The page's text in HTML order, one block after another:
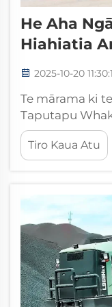
He Aha
Hiahiatia
2025-10-20
Te mārama ki
Taputapu
Kua wātea te
takotoranga e
tēnei
Tiro Kaua Atu